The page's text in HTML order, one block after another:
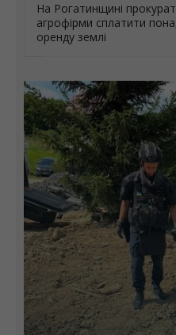
На Рогатинщині
агрофірми сплатити
оренду землі